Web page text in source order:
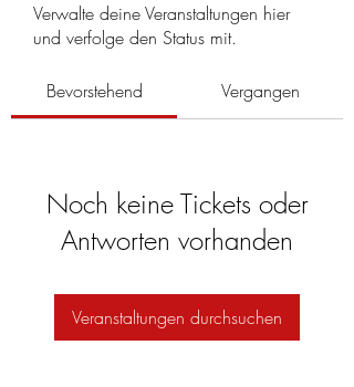
Verwalte deine Veranstaltungen hier
und verfolge den Status mit.
Bevorstehend Vergangen
Noch keine Tickets oder
Antworten vorhanden
Veranstaltungen durchsuchen